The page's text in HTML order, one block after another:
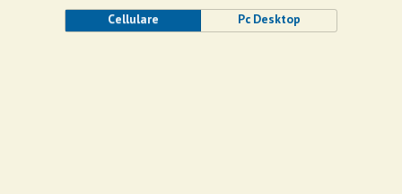
Cellulare Pc Desktop